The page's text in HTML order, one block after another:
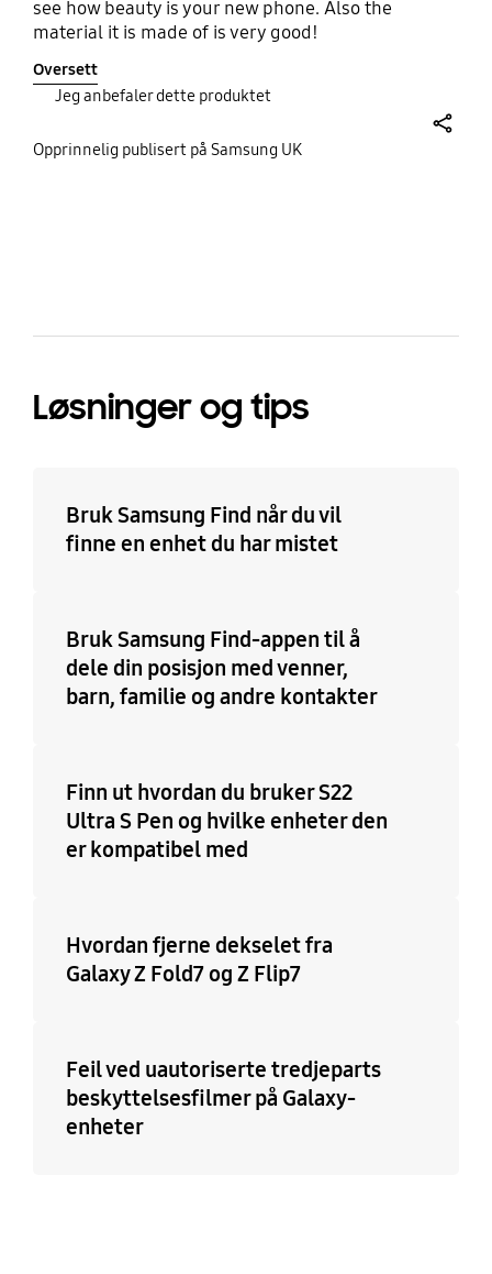
see how beauty is your new phone. Also the
material it is made of is very good!
Oversett
Jeg anbefaler dette produktet
Opprinnelig publisert på Samsung UK
Løsninger og tips
Bruk Samsung Find når du vil
finne en enhet du har mistet
Bruk Samsung Find-appen til å
dele din posisjon med venner,
barn, familie og andre kontakter
Finn ut hvordan du bruker S22
Ultra S Pen og hvilke enheter den
er kompatibel med
Hvordan fjerne dekselet fra
Galaxy Z Fold7 og Z Flip7
Feil ved uautoriserte tredjeparts
beskyttelsesfilmer på Galaxy-
enheter